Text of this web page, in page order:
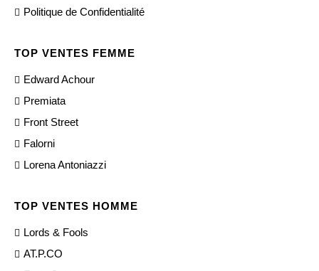
Politique de Confidentialité
TOP VENTES FEMME
Edward Achour
Premiata
Front Street
Falorni
Lorena Antoniazzi
TOP VENTES HOMME
Lords & Fools
AT.P.CO